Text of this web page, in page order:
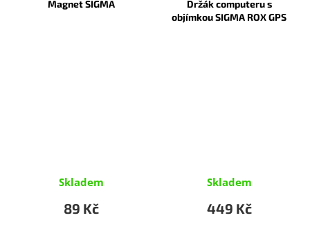
Magnet SIGMA
Skladem
89 Kč
Držák computeru s
objímkou SIGMA ROX GPS
Skladem
449 Kč